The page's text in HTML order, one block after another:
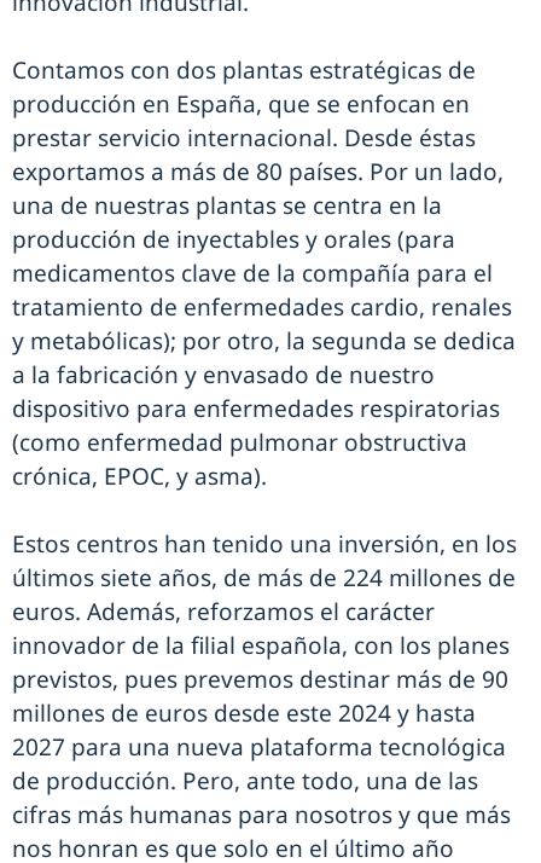
Contamos con dos plantas estratégicas de
producción en España, que se enfocan en
prestar servicio internacional. Desde éstas
exportamos a más de 80 países. Por un lado,
una de nuestras plantas se centra en la
producción de inyectables y orales (para
medicamentos clave de la compañía para el
tratamiento de enfermedades cardio, renales
y metabólicas); por otro, la segunda se dedica
a la fabricación y envasado de nuestro
dispositivo para enfermedades respiratorias
(como enfermedad pulmonar obstructiva
crónica, EPOC, y asma).
Estos centros han tenido una inversión, en los
últimos siete años, de más de 224 millones de
euros. Además, reforzamos el carácter
innovador de la filial española, con los planes
previstos, pues prevemos destinar más de 90
millones de euros desde este 2024 y hasta
2027 para una nueva plataforma tecnológica
de producción. Pero, ante todo, una de las
cifras más humanas para nosotros y que más
nos honran es que solo en el último año